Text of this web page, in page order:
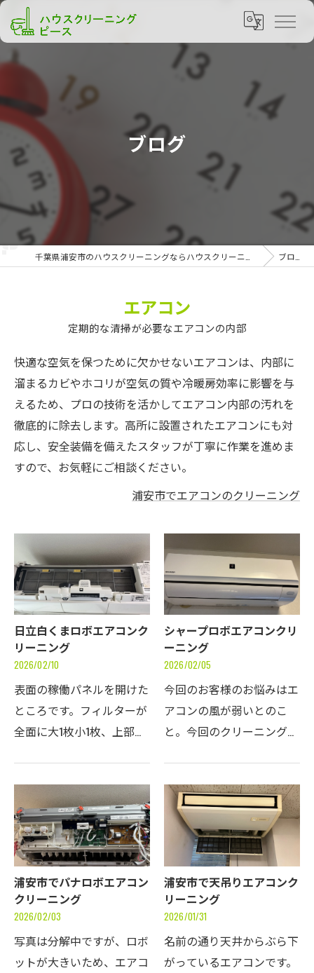
ブログ
ブログ
エアコン
定期的な清掃が必要なエアコンの内部
快適な空気を保つために欠かせないエアコンは、内部に
溜まるカビやホコリが空気の質や冷暖房効率に影響を与
えるため、プロの技術を活かしてエアコン内部の汚れを
徹底的に除去します。高所に設置されたエアコンにも対
応し、安全装備を備えたスタッフが丁寧に作業を進めま
すので、お気軽にご相談ください。
浦安市でエアコンのクリーニング
日立白くまロボエアコンク
リーニング
2026/02/10
表面の稼働パネルを開けた
ところです。フィルターが
全面に大1枚小1枚、上部に
ツもとり外して洗うことが
できます。最近の白くまく
んは、日立の売りであ…
シャープロボエアコンクリ
ーニング
2026/02/05
今回のお客様のお悩みはエ
アコンの風が弱いとのこ
と。今回のクリーニングで
たところ、夏にかなり使用
時間が長いとの回答。見た
ところ吹き出し口とファ…
浦安市でパナロボエアコン
クリーニング
2026/02/03
写真は分解中ですが、ロボ
ットが大きいため、エアコ
浦安市で天吊りエアコンク
リーニング
2026/01/31
名前の通り天井からぶら下
がっているエアコンです。